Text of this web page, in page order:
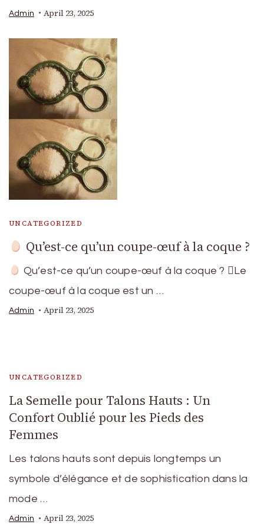
Admin April 23, 2025
UNCATEGORIZED
Qu’est-ce qu’un coupe-œuf à la coque ?
Qu’est-ce qu’un coupe-œuf à la coque ? Le
coupe-œuf à la coque est un …
Admin April 23, 2025
UNCATEGORIZED
La Semelle pour Talons Hauts : Un
Confort Oublié pour les Pieds des
Femmes
Les talons hauts sont depuis longtemps un
symbole d’élégance et de sophistication dans la
mode …
Admin April 23, 2025